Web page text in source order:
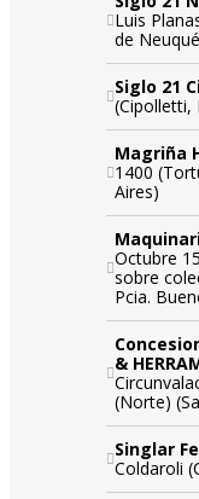
Luis
de
Siglo 21
(Cipolletti,
Magriña
1400
Aires)
Octubre
sobre
Pcia.
&
(Norte)
Singlar
Coldaroli